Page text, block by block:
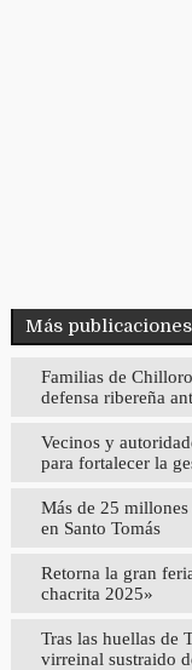
Más
Familias de
defensa ribereña
Vecinos y
para fortalecer la
Más de 25
en Santo Tomás
Retorna la gran
chacrita 2025»
Tras las huellas de
virreinal sustraido